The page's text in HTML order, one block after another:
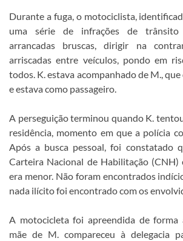
Durante a fuga, o motociclista,
uma série de infrações de trânsito
arrancadas bruscas, dirigir na
arriscadas entre veículos, pondo em
todos. K. estava acompanhado de M.,
e estava como passageiro.
A perseguição terminou quando K.
residência, momento em que a polícia
Após a busca pessoal, foi constatado
Carteira Nacional de Habilitação (CNH)
era menor. Não foram encontrados
nada ilícito foi encontrado com os
A motocicleta foi apreendida de forma
mãe de M. compareceu à delegacia